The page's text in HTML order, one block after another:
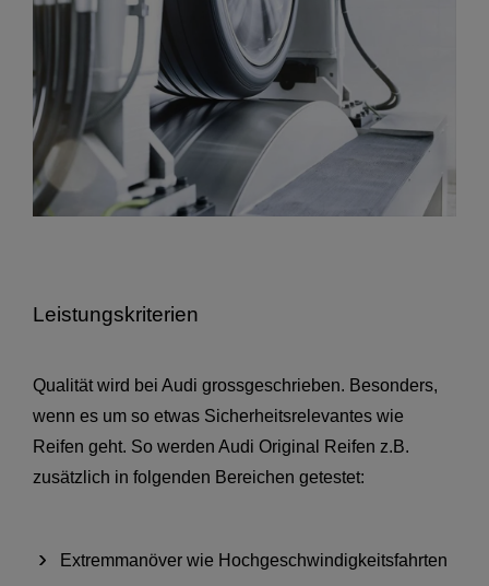
Leistungskriterien
Qualität wird bei Audi grossgeschrieben. Besonders,
wenn es um so etwas Sicherheitsrelevantes wie
Reifen geht. So werden Audi Original Reifen z.B.
zusätzlich in folgenden Bereichen getestet:
Extremmanöver wie Hochgeschwindigkeitsfahrten